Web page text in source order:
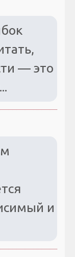
— это
и